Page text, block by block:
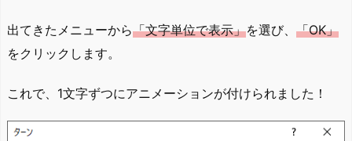
出てきたメニューから「文字単位で表示」を選び、 「OK」
をクリックします。
これで、1文字ずつにアニメーションが付けられました！